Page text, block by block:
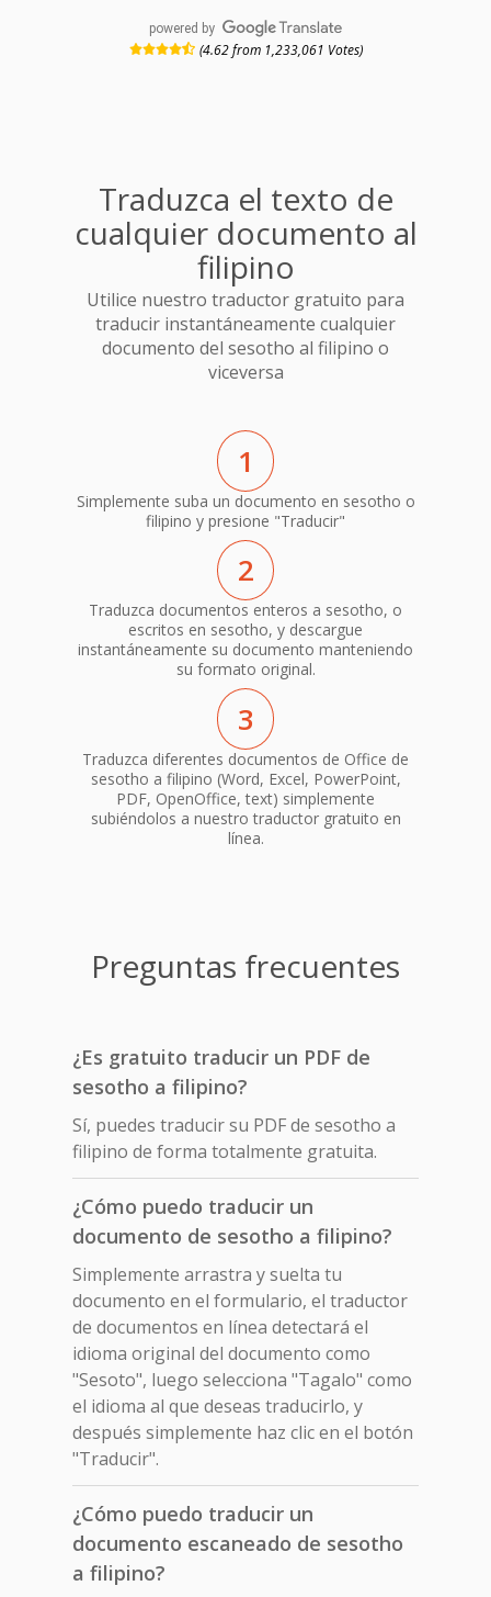
powered by
(4.62 from 1,233,061 Votes)
Traduzca el texto de
cualquier documento al
filipino
Utilice nuestro traductor gratuito para
traducir instantáneamente cualquier
documento del sesotho al filipino o
viceversa
1
Simplemente suba un documento en sesotho o
filipino y presione "Traducir"
2
Traduzca documentos enteros a sesotho, o
escritos en sesotho, y descargue
instantáneamente su documento manteniendo
su formato original.
3
Traduzca diferentes documentos de Office de
sesotho a filipino (Word, Excel, PowerPoint,
PDF, OpenOffice, text) simplemente
subiéndolos a nuestro traductor gratuito en
línea.
Preguntas frecuentes
¿Es gratuito traducir un PDF de
sesotho a filipino?
Sí, puedes traducir su PDF de sesotho a
filipino de forma totalmente gratuita.
¿Cómo puedo traducir un
documento de sesotho a filipino?
Simplemente arrastra y suelta tu
documento en el formulario, el traductor
de documentos en línea detectará el
idioma original del documento como
"Sesoto", luego selecciona "Tagalo" como
el idioma al que deseas traducirlo, y
después simplemente haz clic en el botón
"Traducir".
¿Cómo puedo traducir un
documento escaneado de sesotho
a filipino?